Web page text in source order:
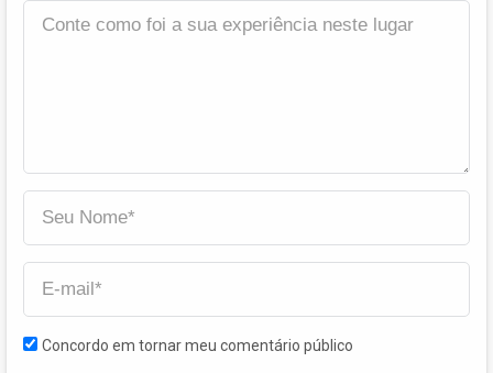
Concordo em tornar meu comentário público